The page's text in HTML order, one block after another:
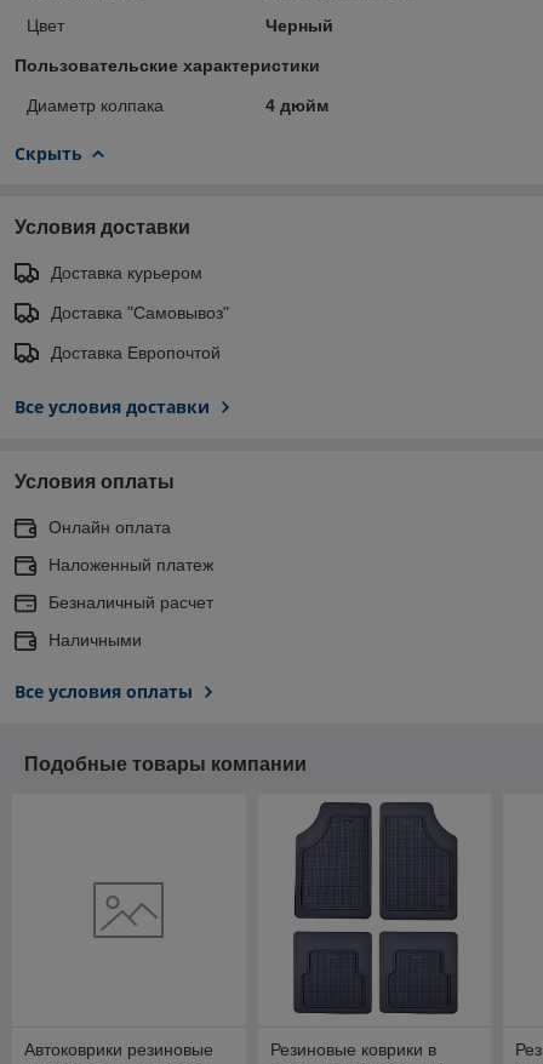
Цвет
Черный
Пользовательские характеристики
Диаметр колпака 4 дюйм
Скрыть
Условия доставки
Доставка курьером
Доставка "Самовывоз"
Доставка Европочтой
Все условия доставки
Условия оплаты
Онлайн оплата
Наложенный платеж
Безналичный расчет
Наличными
Все условия оплаты
Подобные товары компании
Автоковрики резиновые
Резиновые коврики в